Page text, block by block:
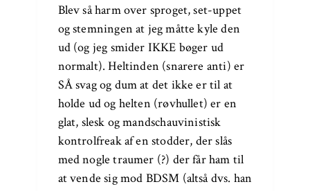
Blev så harm over sproget, set-uppet
og stemningen at jeg måtte kyle den
ud (og jeg smider IKKE bøger ud
normalt). Heltinden (snarere anti) er
SÅ svag og dum at det ikke er til at
holde ud og helten (røvhullet) er en
glat, slesk og mandschauvinistisk
kontrolfreak af en stodder, der slås
med nogle traumer (?) der får ham til
at vende sig mod BDSM (altså dvs. han